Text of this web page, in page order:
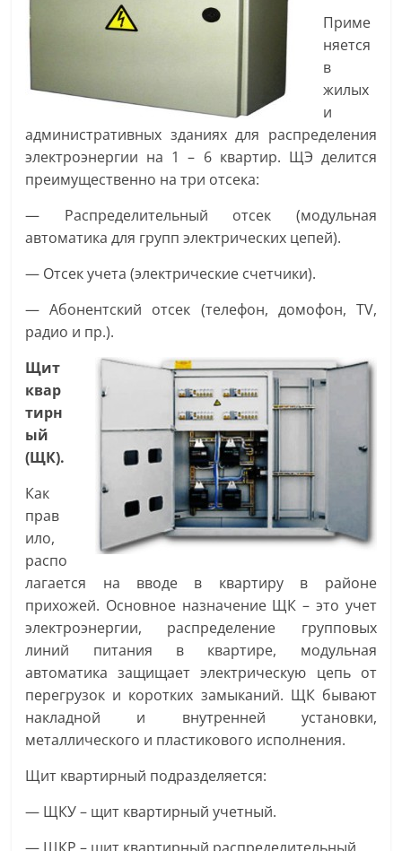
Приме
няется
в
жилых
и
административных зданиях для распределения
электроэнергии на 1 – 6 квартир. ЩЭ делится
преимущественно на три отсека:
— Распределительный отсек (модульная
автоматика для групп электрических цепей).
— Отсек учета (электрические счетчики).
— Абонентский отсек (телефон, домофон, TV,
радио и пр.).
Щит
квар
тирн
ый
(ЩК).
Как
прав
ило,
распо
лагается на вводе в квартиру в районе
прихожей. Основное назначение ЩК – это учет
электроэнергии, распределение групповых
линий питания в квартире, модульная
автоматика защищает электрическую цепь от
перегрузок и коротких замыканий. ЩК бывают
накладной и внутренней установки,
металлического и пластикового исполнения.
Щит квартирный подразделяется:
— ЩКУ – щит квартирный учетный.